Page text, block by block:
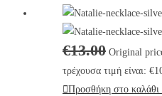
€13.00 Original
τρέχουσα τιμή είναι:
Προσθήκη στο καλάθι